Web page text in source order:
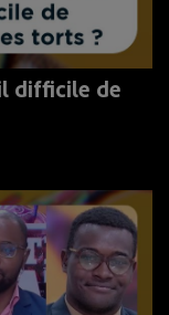
difficile de